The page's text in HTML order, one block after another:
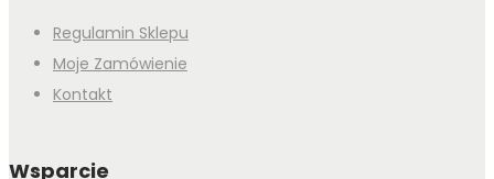
Regulamin Sklepu
Moje Zamówienie
Kontakt
Wsparcie